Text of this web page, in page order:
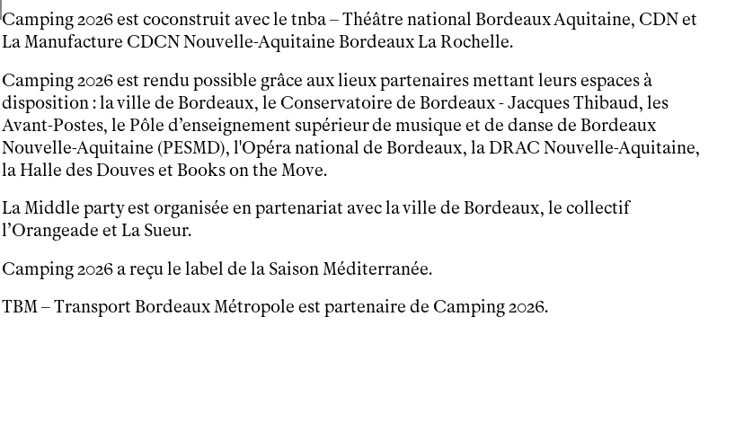
Camping 2026 est coconstruit avec le tnba – Théâtre national Bordeaux Aquitaine, CDN et
La Manufacture CDCN Nouvelle-Aquitaine Bordeaux La Rochelle.
Camping 2026 est rendu possible grâce aux lieux partenaires mettant leurs espaces à
disposition : la ville de Bordeaux, le Conservatoire de Bordeaux- Jacques Thibaud, les
Avant-Postes, le Pôle d’enseignement supérieur de musique et de danse de Bordeaux
Nouvelle-Aquitaine (PESMD), l'Opéra national de Bordeaux, la DRAC Nouvelle-Aquitaine,
la Halle des Douves et Books on the Move.
La Middle party est organisée en partenariat avec la ville de Bordeaux, le collectif
l’Orangeade et La Sueur.
Camping 2026 a reçu le label de la Saison Méditerranée.
TBM – Transport Bordeaux Métropole est partenaire de Camping 2026.
Horaires et contacts
Tarifs, cartes et pass
Accessibilité
Bar / La Petite Sœur
FAQ
Ressources
Programmes de salle
Vidéos
Podcasts
Ressources pédagogiques